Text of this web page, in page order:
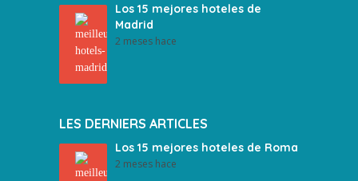
Los 15 mejores hoteles de
Madrid
2 meses hace
LES DERNIERS ARTICLES
Los 15 mejores hoteles de Roma
2 meses hace